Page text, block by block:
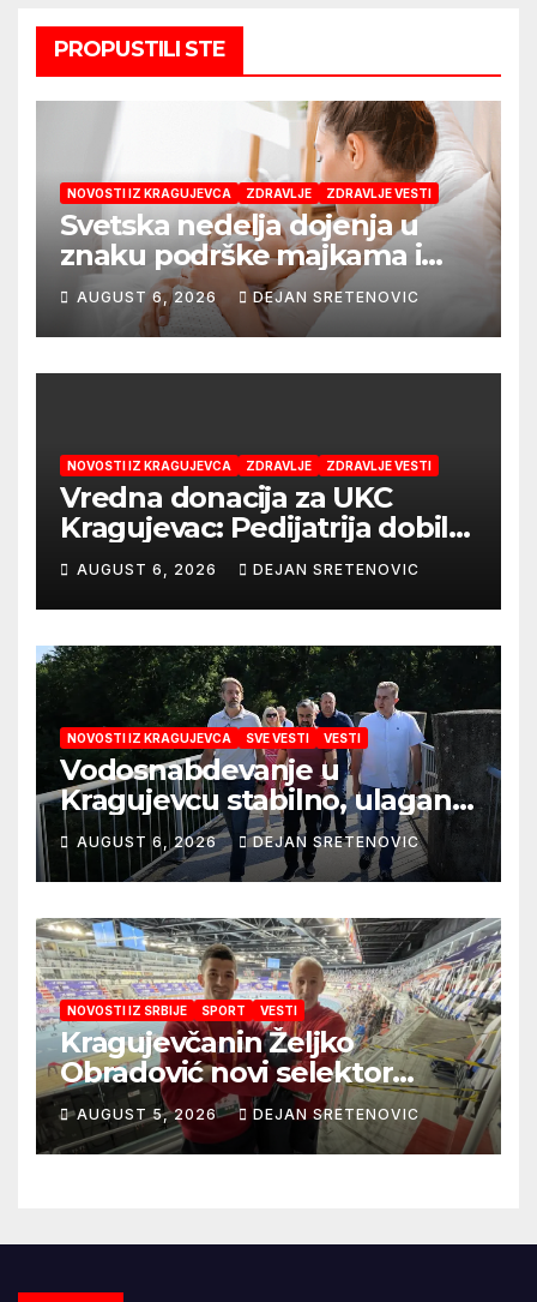
PROPUSTILI STE
NOVOSTI IZ KRAGUJEVCA ZDRAVLJE ZDRAVLJE VESTI
Svetska nedelja dojenja u
znaku podrške majkama i
najboljeg početka života
AUGUST 6, 2026 DEJAN SRETENOVIC
NOVOSTI IZ KRAGUJEVCA ZDRAVLJE ZDRAVLJE VESTI
Vredna donacija za UKC
Kragujevac: Pedijatrija dobila
mobilni rendgen i mikroskop
vredne 9,6 miliona dinara
AUGUST 6, 2026 DEJAN SRETENOVIC
NOVOSTI IZ KRAGUJEVCA SVE VESTI VESTI
Vodosnabdevanje u
Kragujevcu stabilno, ulaganja
obezbedila sigurnije
snabdevanje
AUGUST 6, 2026 DEJAN SRETENOVIC
NOVOSTI IZ SRBIJE SPORT VESTI
Kragujevčanin Željko
Obradović novi selektor
Atletske reprezentacije Srbije
AUGUST 5, 2026 DEJAN SRETENOVIC